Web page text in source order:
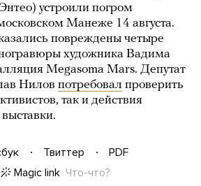
устроили погром
Манеже 14 августа.
повреждены четыре
художника Вадима
Megasoma Mars. Депутат
Нилов потребовал проверить
так и действия
Твиттер
PDF
Magic link Что-что?